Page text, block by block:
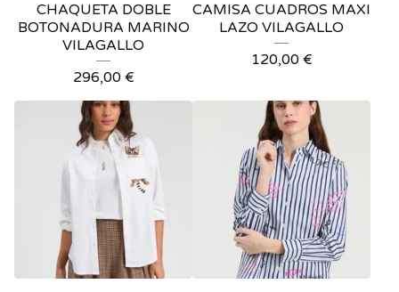
CHAQUETA DOBLE
BOTONADURA MARINO
VILAGALLO
296,00 €
CAMISA CUADROS MAXI
LAZO VILAGALLO
120,00 €